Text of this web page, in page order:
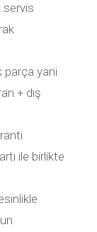
servis
parça yani
+ dış
ile birlikte